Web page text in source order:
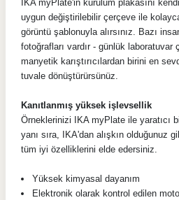
IKA myPlate'in kurulum plakasını
uygun değiştirilebilir çerçeve ile
görüntü şablonuyla alırsınız. Bazı
fotoğrafları vardır - günlük laboratuvar
manyetik karıştırıcılardan birini en
tuvale dönüştürürsünüz.
Kanıtlanmış yüksek işlevsellik
Örneklerinizi IKA myPlate ile yaratıcı
yanı sıra, IKA'dan alışkın olduğunuz
tüm iyi özelliklerini elde edersiniz.
Yüksek kimyasal dayanım
Elektronik olarak kontrol edilen